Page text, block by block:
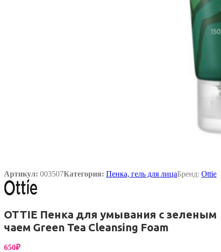
Артикул: 003507Категория: Пенка, гель для лицаБренд: Ottie
OTTIE Пенка для умывания с зеленым
чаем Green Tea Cleansing Foam
650₽